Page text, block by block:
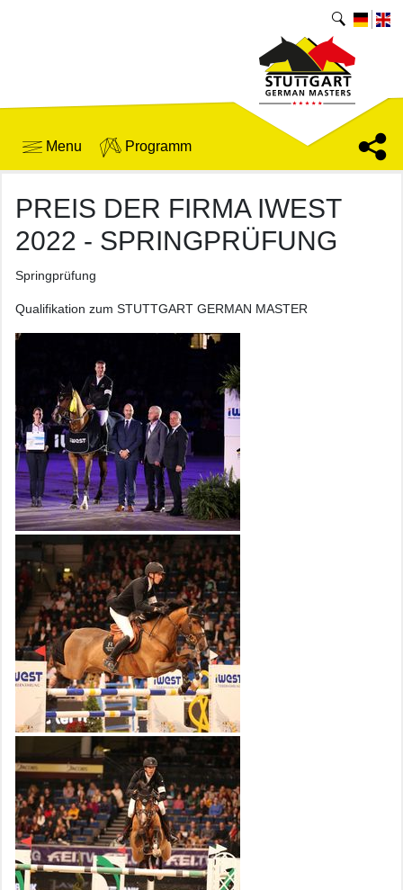
Menu Programm
PREIS DER FIRMA IWEST
2022 - SPRINGPRÜFUNG
Springprüfung
Qualifikation zum STUTTGART GERMAN MASTER